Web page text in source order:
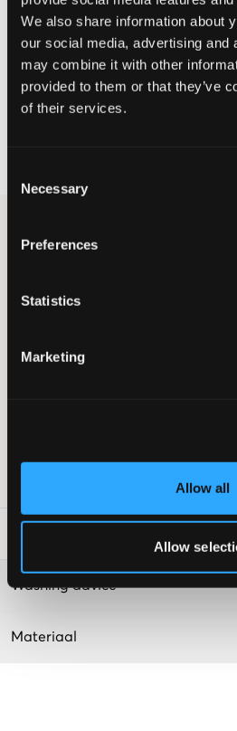
We also share information about
our social media, advertising and
may combine it with other
provided to them or that they’ve
of their services.
Selection
Necessary
Preferences
Statistics
Marketing
Allow all
Allow
KIES EEN MAAT
hebben een gulp met knoop en
pasvorm. Uiteraard hebben de jeans
stijlvolle en ontspannen look.
Verstelbare taille
Washing advice
Materiaal